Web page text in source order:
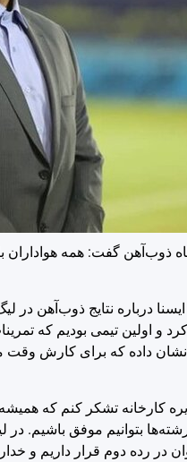
گفت: همه هواداران
درباره نتایج ذوب‌آهن در
نشان داده که برای کارش
کارخانه تشکر کنم که
بتوانیم موفق باشیم. در
در رده دوم قرار داریم و